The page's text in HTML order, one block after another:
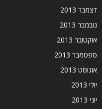
דצמבר 2013
נובמבר 2013
אוקטובר 2013
ספטמבר 2013
אוגוסט 2013
יולי 2013
יוני 2013